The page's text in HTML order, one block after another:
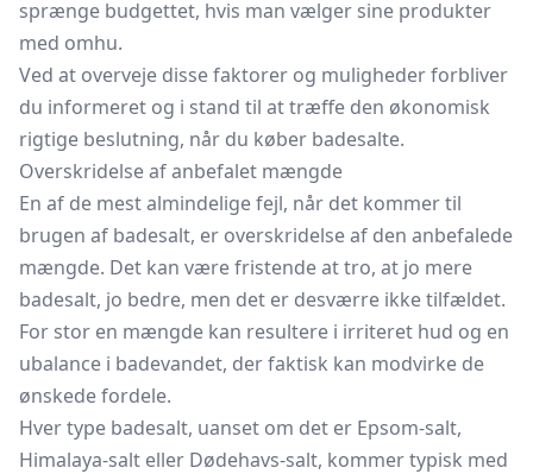
sprænge budgettet, hvis man vælger sine produkter
med omhu.
Ved at overveje disse faktorer og muligheder forbliver
du informeret og i stand til at træffe den økonomisk
rigtige beslutning, når du køber badesalte.
Overskridelse af anbefalet mængde
En af de mest almindelige fejl, når det kommer til
brugen af badesalt, er overskridelse af den anbefalede
mængde. Det kan være fristende at tro, at jo mere
badesalt, jo bedre, men det er desværre ikke tilfældet.
For stor en mængde kan resultere i irriteret hud og en
ubalance i badevandet, der faktisk kan modvirke de
ønskede fordele.
Hver type badesalt, uanset om det er Epsom-salt,
Himalaya-salt eller Dødehavs-salt, kommer typisk med